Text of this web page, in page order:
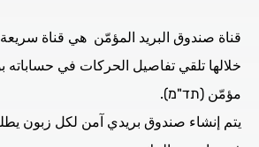
قناة صندوق البريد المؤمّن هي قناة
خلالها تلقي تفاصيل الحركات في
مؤمّن (תד"מ).
يتم إنشاء صندوق بريدي آمن لكل زبون